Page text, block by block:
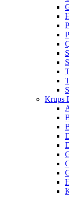
Krups